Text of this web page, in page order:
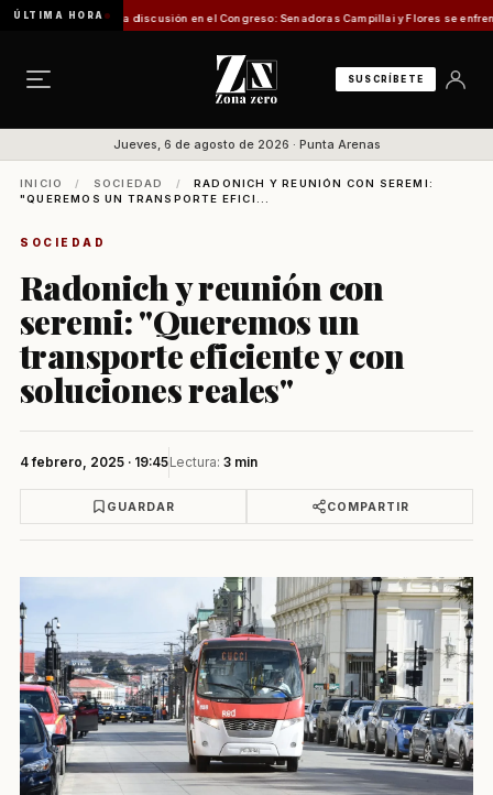
ÚLTIMA HORA
Vergonzosa discusión en el Congreso: Senadoras Campillai y Flores se enfrentaron
SUSCRÍBETE
Jueves, 6 de agosto de 2026 · Punta Arenas
INICIO / SOCIEDAD /
RADONICH Y REUNIÓN CON SEREMI:
"QUEREMOS UN TRANSPORTE EFICI...
SOCIEDAD
Radonich y reunión con
seremi: "Queremos un
transporte eficiente y con
soluciones reales"
4 febrero, 2025 · 19:45Lectura: 3 min
GUARDAR COMPARTIR